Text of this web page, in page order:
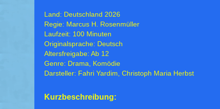
Land: Deutschland 2026
Regie: Marcus H. Rosenmüller
Laufzeit: 100 Minuten
Originalsprache: Deutsch
Altersfreigabe: Ab 12
Genre: Drama, Komödie
Darsteller: Fahri Yardim, Christoph Maria Herbst
Kurzbeschreibung: